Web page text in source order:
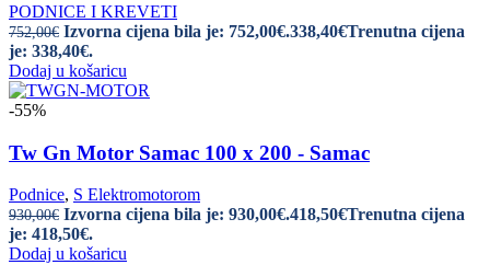
PODNICE I KREVETI
752,00€ Izvorna cijena bila je: 752,00€.338,40€Trenutna cijena
je: 338,40€.
Dodaj u košaricu
-55%
Tw Gn Motor Samac 100 x 200 - Samac
Podnice, S Elektromotorom
930,00€ Izvorna cijena bila je: 930,00€.418,50€Trenutna cijena
je: 418,50€.
Dodaj u košaricu